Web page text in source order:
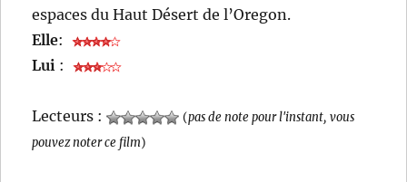
espaces du Haut Désert de l’Oregon.
Elle:
Lui :
Lecteurs : (pas de note pour l'instant, vous
pouvez noter ce film)